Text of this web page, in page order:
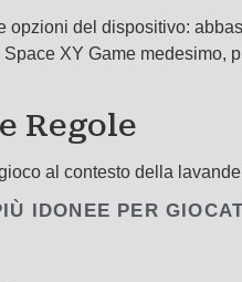
del dispositivo:
XY Game
Regole
al contesto della
IDONEE PER